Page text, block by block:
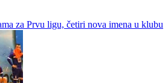
za Prvu ligu, četiri nova imena u klubu